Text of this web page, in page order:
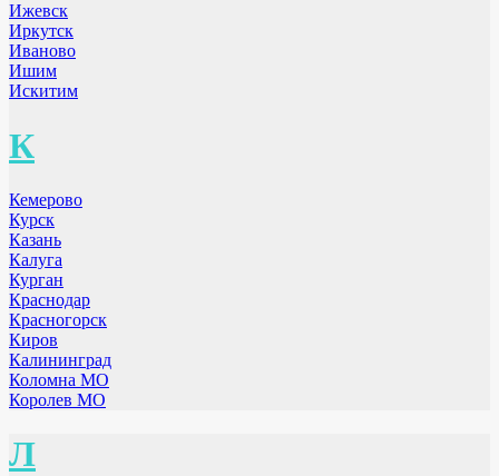
Ижевск
Иркутск
Иваново
Ишим
Искитим
К
Кемерово
Курск
Казань
Калуга
Курган
Краснодар
Красногорск
Киров
Калининград
Коломна МО
Королев МО
Л